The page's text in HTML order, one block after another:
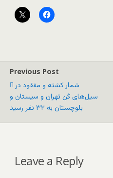
Previous Post
شمار کشته و مفقود در
سیل‌های کَن تهران و سیستان و
بلوچستان به ۳۲ نفر رسید
Leave a Reply